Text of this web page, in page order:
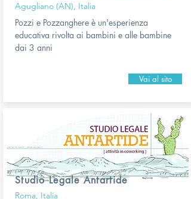
Agugliano (AN), Italia
Pozzi e Pozzanghere è un'esperienza
educativa rivolta ai bambini e alle bambine
dai 3 anni
Vai al sito
Roma, Italia
Studio Legale Antartide